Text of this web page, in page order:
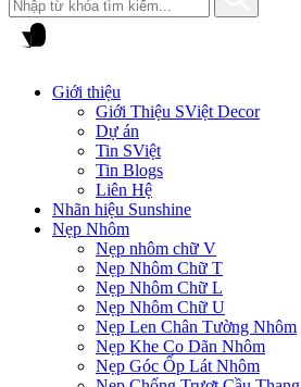
Giới thiệu
Giới Thiệu SViệt Decor
Dự án
Tin SViệt
Tin Blogs
Liên Hệ
Nhãn hiệu Sunshine
Nẹp Nhôm
Nẹp nhôm chữ V
Nẹp Nhôm Chữ T
Nẹp Nhôm Chữ L
Nẹp Nhôm Chữ U
Nẹp Len Chân Tường Nhôm
Nẹp Khe Co Dãn Nhôm
Nẹp Góc Ốp Lát Nhôm